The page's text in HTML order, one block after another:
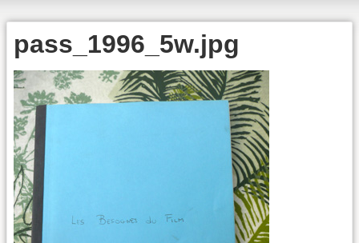
pass_1996_5w.jpg